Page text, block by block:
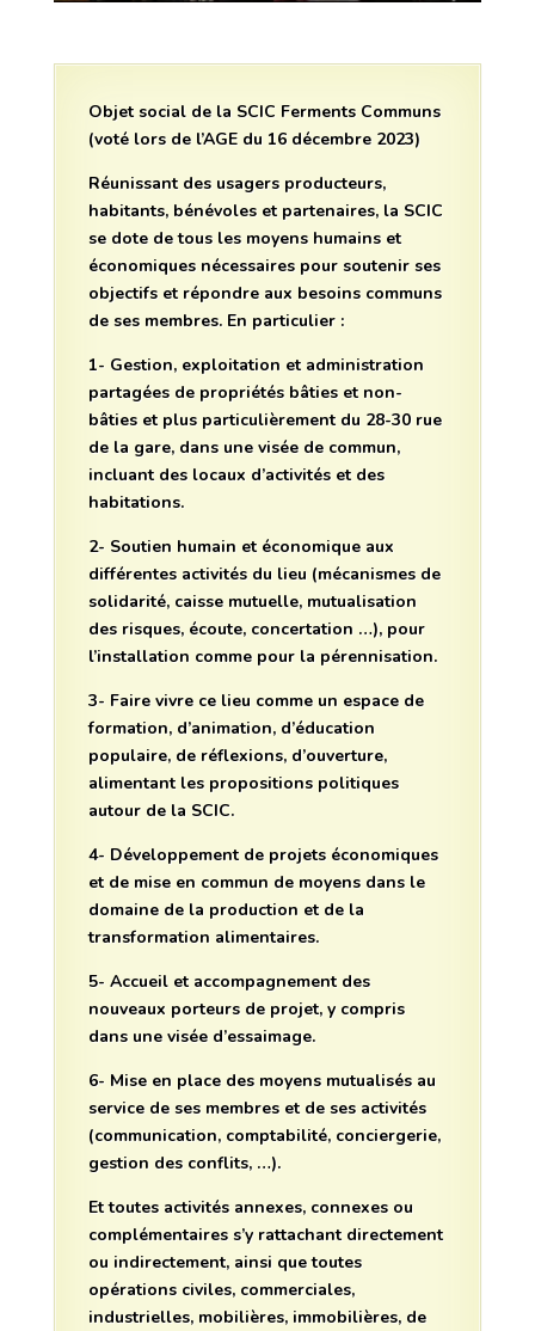
Objet social de la SCIC Ferments Communs
(voté lors de l’AGE du 16 décembre 2023)
Réunissant des usagers producteurs,
habitants, bénévoles et partenaires, la SCIC
se dote de tous les moyens humains et
économiques nécessaires pour soutenir ses
objectifs et répondre aux besoins communs
de ses membres. En particulier :
1- Gestion, exploitation et administration
partagées de propriétés bâties et non-
bâties et plus particulièrement du 28-30 rue
de la gare, dans une visée de commun,
incluant des locaux d’activités et des
habitations.
2- Soutien humain et économique aux
différentes activités du lieu (mécanismes de
solidarité, caisse mutuelle, mutualisation
des risques, écoute, concertation …), pour
l’installation comme pour la pérennisation.
3- Faire vivre ce lieu comme un espace de
formation, d’animation, d’éducation
populaire, de réflexions, d’ouverture,
alimentant les propositions politiques
autour de la SCIC.
4- Développement de projets économiques
et de mise en commun de moyens dans le
domaine de la production et de la
transformation alimentaires.
5- Accueil et accompagnement des
nouveaux porteurs de projet, y compris
dans une visée d’essaimage.
6- Mise en place des moyens mutualisés au
service de ses membres et de ses activités
(communication, comptabilité, conciergerie,
gestion des conflits, …).
Et toutes activités annexes, connexes ou
complémentaires s’y rattachant directement
ou indirectement, ainsi que toutes
opérations civiles, commerciales,
industrielles, mobilières, immobilières, de